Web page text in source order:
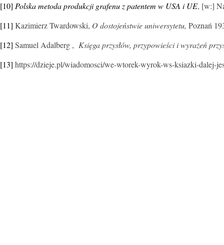
[10] Polska metoda produkcji grafenu z patentem w USA i UE, [w:]
[11] Kazimierz Twardowski, O dostojeństwie uniwersytetu, Poznań
[12] Samuel Adalberg , Księga przysłów, przypowieści i wyrażeń
[13] https://dzieje.pl/wiadomosci/we-wtorek-wyrok-ws-ksiazki-dalej-